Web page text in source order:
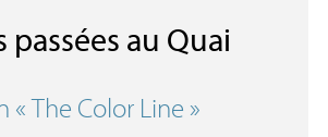
passées au Quai
«The Color Line »